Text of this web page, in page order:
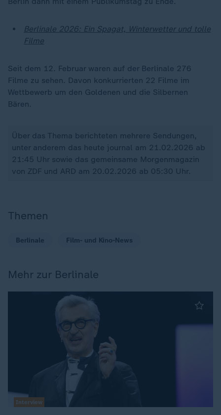
Berlinale 2026: Ein Spagat, Winterwetter und tolle
Filme
Seit dem 12. Februar waren auf der Berlinale 276
Filme zu sehen. Davon konkurrierten 22 Filme im
Wettbewerb um den Goldenen und die Silbernen
Bären.
Über das Thema berichteten mehrere Sendungen,
unter anderem das heute journal am 21.02.2026 ab
21:45 Uhr sowie das gemeinsame Morgenmagazin
von ZDF und ARD am 20.02.2026 ab 05:30 Uhr.
Themen
Berlinale Film- und Kino-News
Mehr zur Berlinale
Interview